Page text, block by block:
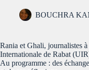
BOUCHRA
Rania et Ghali, journalistes
Internationale de Rabat
Au programme : des